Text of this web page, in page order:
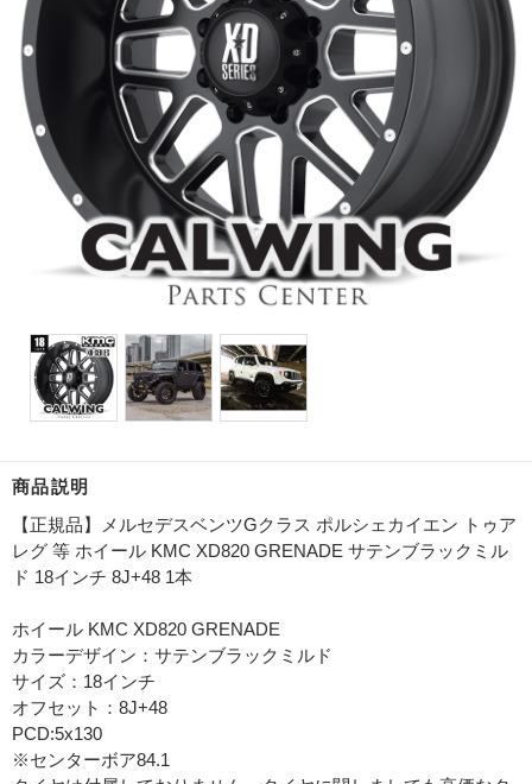
商品説明
【正規品】メルセデスベンツGクラス ポルシェカイエン トゥア
レグ 等 ホイール KMC XD820 GRENADE サテンブラックミル
ド 18インチ 8J+48 1本
ホイール KMC XD820 GRENADE
カラーデザイン：サテンブラックミルド
サイズ：18インチ
オフセット：8J+48
PCD:5x130
※センターボア84.1